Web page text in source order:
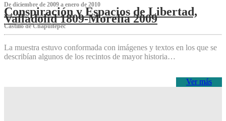
De diciembre de 2009 a enero de 2010
Conspiración y Espacios de Libertad,
Valladolid 1809-Morelia 2009
Castillo de Chapultepec
La muestra estuvo conformada con imágenes y textos en los que se
describían algunos de los recintos de mayor historia…
Ver más